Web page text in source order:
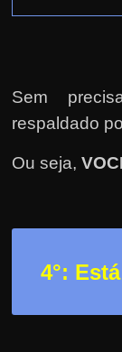
Sem
respaldado
Ou seja,
4°: